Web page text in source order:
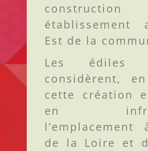
établissement
Est de la
Les édiles
considèrent,
cette création
en
de la Loire et